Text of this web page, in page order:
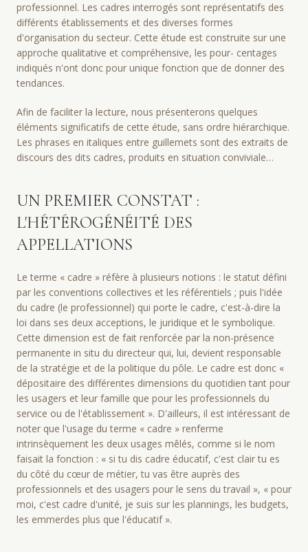
professionnel. Les cadres interrogés sont représentatifs des
différents établissements et des diverses formes
d'organisation du secteur. Cette étude est construite sur une
approche qualitative et compréhensive, les pour- centages
indiqués n'ont donc pour unique fonction que de donner des
tendances.
Afin de faciliter la lecture, nous présenterons quelques
éléments significatifs de cette étude, sans ordre hiérarchique.
Les phrases en italiques entre guillemets sont des extraits de
discours des dits cadres, produits en situation conviviale…
UN PREMIER CONSTAT :
L'HÉTÉROGÉNÉITÉ DES
APPELLATIONS
Le terme « cadre » réfère à plusieurs notions : le statut défini
par les conventions collectives et les référentiels ; puis l'idée
du cadre (le professionnel) qui porte le cadre, c'est-à-dire la
loi dans ses deux acceptions, le juridique et le symbolique.
Cette dimension est de fait renforcée par la non-présence
permanente in situ du directeur qui, lui, devient responsable
de la stratégie et de la politique du pôle. Le cadre est donc «
dépositaire des différentes dimensions du quotidien tant pour
les usagers et leur famille que pour les professionnels du
service ou de l'établissement ». D'ailleurs, il est intéressant de
noter que l'usage du terme « cadre » renferme
intrinsèquement les deux usages mêlés, comme si le nom
faisait la fonction : « si tu dis cadre éducatif, c'est clair tu es
du côté du cœur de métier, tu vas être auprès des
professionnels et des usagers pour le sens du travail », « pour
moi, c'est cadre d'unité, je suis sur les plannings, les budgets,
les emmerdes plus que l'éducatif ».